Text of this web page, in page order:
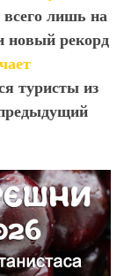
лишь на
новый рекорд
туристы из